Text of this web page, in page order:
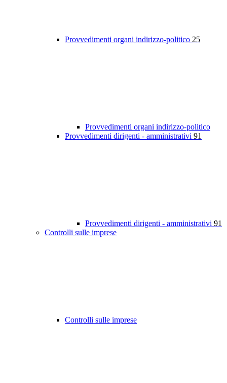
Provvedimenti organi indirizzo-politico 25
Provvedimenti organi indirizzo-politico
Provvedimenti dirigenti - amministrativi 91
Provvedimenti dirigenti - amministrativi 91
Controlli sulle imprese
Controlli sulle imprese